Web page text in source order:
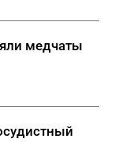
медчаты